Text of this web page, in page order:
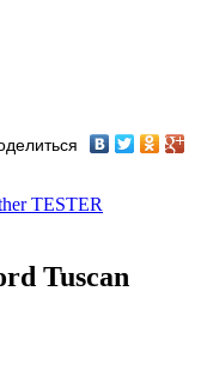
Tuscan